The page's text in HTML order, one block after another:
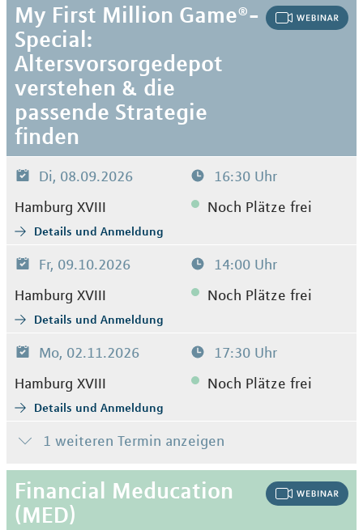
My First Million Game®-
Special:
Altersvorsorgedepot
verstehen & die
passende Strategie
finden
Di, 08.09.2026
16:30 Uhr
Hamburg XVIII
Noch Plätze frei
Details und Anmeldung
Fr, 09.10.2026
14:00 Uhr
Hamburg XVIII
Noch Plätze frei
Details und Anmeldung
Mo, 02.11.2026
17:30 Uhr
Hamburg XVIII
Noch Plätze frei
Details und Anmeldung
1 weiteren Termin anzeigen
Financial Meducation
(MED)